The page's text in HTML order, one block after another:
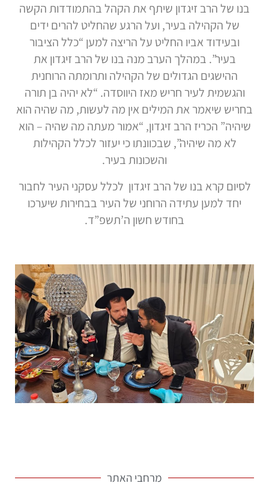
בנו של הרב זיגדון שיתף את הקהל בהתמודדות הקשה
של הקהילה בעיר, ועל הרגע שהחליט להרים ידים
ובעידוד אביו החליט על הריצה למען “כלל הציבור
בעיר”. במהלך הערב מנה בנו של הרב זיגדון את
ההישגים הגדולים של הקהילה ותרומתה הרוחנית
והגשמית לעיר חריש מאז היווסדה. “לא יהיה בן תורה
בחריש שיאמר את המילים אין מה לעשות, מה שהיה הוא
שיהיה” הכריז הרב זיגדון, “אמור מעתה מה שהיה – הוא
לא מה שיהיה”, שבכוונתו כי יעזור לכלל הקהילות
והשכונות בעיר.
לסיום קרא בנו של הרב זיגדון לכלל עסקני העיר לחבור
יחד למען עתידה הרוחני של העיר בבחירות שיערכו
בחודש חשון ה’תשפ”ד.
מרחבי האתר